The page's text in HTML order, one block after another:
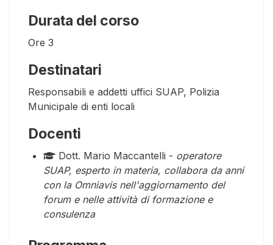
Durata del corso
Ore 3
Destinatari
Responsabili e addetti uffici SUAP, Polizia
Municipale di enti locali
Docenti
Dott. Mario Maccantelli - operatore
SUAP, esperto in materia, collabora da anni
con la Omniavis nell'aggiornamento del
forum e nelle attività di formazione e
consulenza